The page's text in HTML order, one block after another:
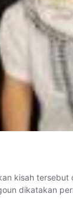
kisah tersebut
dikatakan